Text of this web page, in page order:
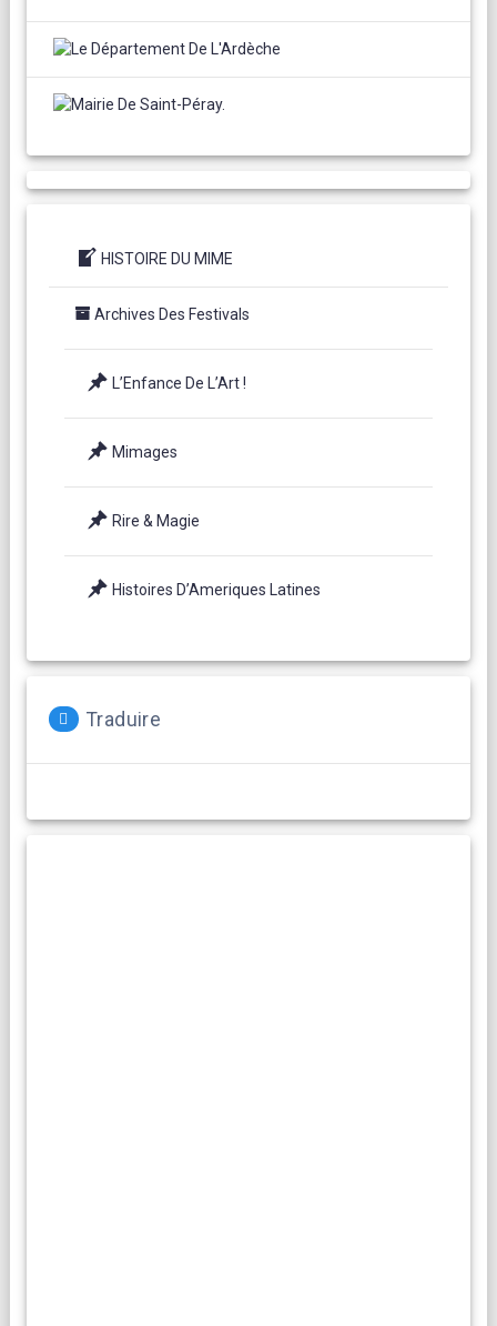
HISTOIRE DU MIME
Archives Des Festivals
L’Enfance De L’Art !
Mimages
Rire & Magie
Histoires D’Ameriques Latines
Traduire